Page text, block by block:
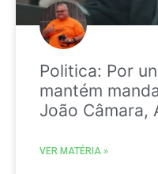
Politica: Por
mantém
João Câmara,
VER MATÉRIA »